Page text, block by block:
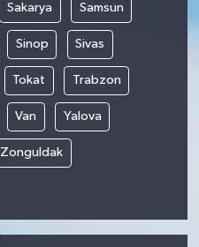
Sakarya Samsun
Sinop Sivas
Tokat Trabzon
Van Yalova
Zonguldak